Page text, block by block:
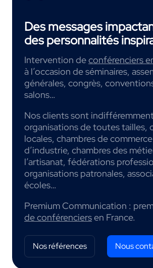
Des messages
des personnalités
Intervention deconférenciers
à l’occasion de séminaires,
générales, congrès,
salons…
Nos clients sont
organisations de toutes tailles,
locales, chambres de
d’industrie, chambres des
l’artisanat, fédérations
organisations patronales,
écoles…
Premium Communication :
de conférenciersen France.
Nos références Nous